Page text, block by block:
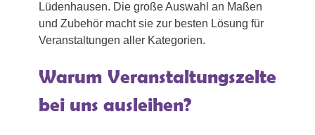
Lüdenhausen. Die große Auswahl an Maßen
und Zubehör macht sie zur besten Lösung für
Veranstaltungen aller Kategorien.
Warum Veranstaltungszelte
bei uns ausleihen?